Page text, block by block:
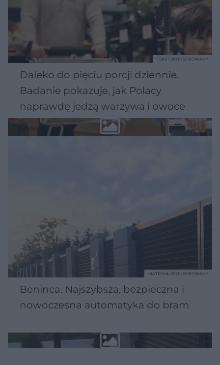
Daleko do pięciu porcji dziennie.
Badanie pokazuje, jak Polacy
naprawdę jedzą warzywa i owoce
TEKST SPONSOROWANY
Beninca. Najszybsza, bezpieczna i
nowoczesna automatyka do bram
MATERIAŁ SPONSOROWANY